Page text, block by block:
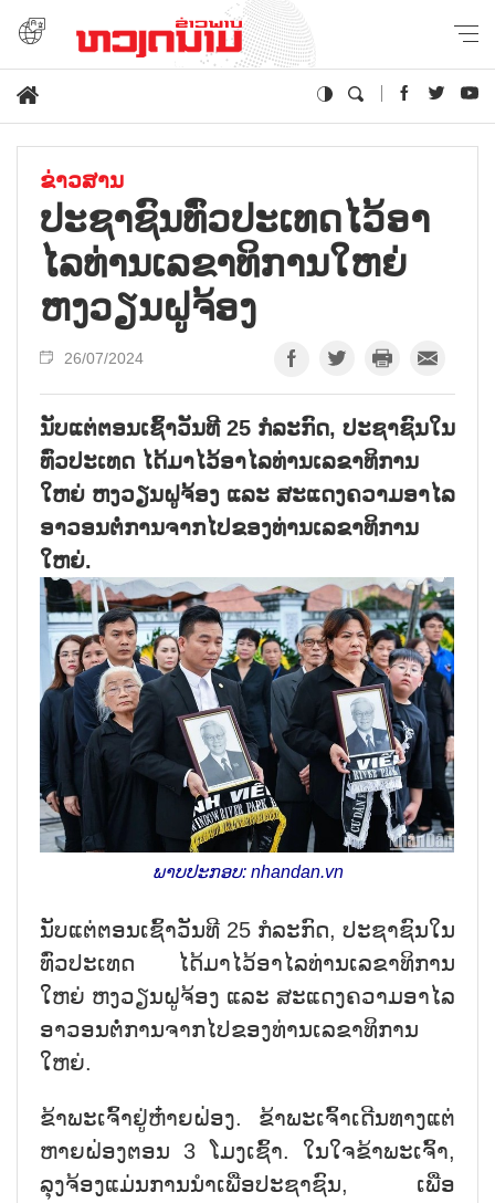
ຂ່າວສານ
ປະ​ຊາ​ຊົນ​ທົ່ວ​ປະ​ເທດ​ໄວ້​ອາ​
ໄລ​ທ່ານ​ເລ​ຂາ​ທິ​ການ​ໃຫຍ່
ຫງວຽນ​ຝູ​ຈ້ອງ
26/07/2024
ນັບແຕ່ຕອນເຊົ້າວັນທີ 25 ກໍລະກົດ, ປະຊາຊົນໃນ
ທົ່ວປະເທດ ໄດ້ມາໄວ້ອາໄລທ່ານເລຂາທິການ
ໃຫຍ່ ຫງວຽນຝູຈ້ອງ ແລະ ສະແດງຄວາມອາໄລ
ອາວອນຕໍ່ການຈາກໄປຂອງທ່ານເລຂາທິການ
ໃຫຍ່.
ພາບປະກອບ: nhandan.vn
ນັບແຕ່ຕອນເຊົ້າວັນທີ 25 ກໍລະກົດ, ປະຊາຊົນໃນ
ທົ່ວປະເທດ ໄດ້ມາໄວ້ອາໄລທ່ານເລຂາທິການ
ໃຫຍ່ ຫງວຽນຝູຈ້ອງ ແລະ ສະແດງຄວາມອາໄລ
ອາວອນຕໍ່ການຈາກໄປຂອງທ່ານເລຂາທິການ
ໃຫຍ່.
ຂ້າພະເຈົ້າຢູ່ຫ໋າຍຝ່ອງ. ຂ້າພະເຈົ້າເດີນທາງແຕ່
ຫາຍຝ່ອງຕອນ 3 ໂມງເຊົ້າ. ໃນໃຈຂ້າພະເຈົ້າ,
ລຸງຈ້ອງແມ່ນການນຳເພື່ອປະຊາຊົນ, ເພື່ອ